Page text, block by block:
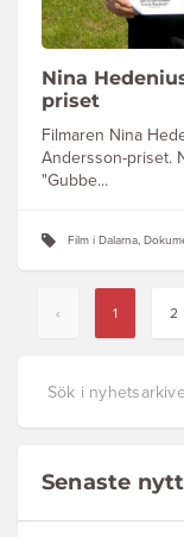
Nina
priset
Filmaren Nina
Andersson-priset.
"Gubbe...
Film i Dalarna,
‹ 1 2
Senaste nytt